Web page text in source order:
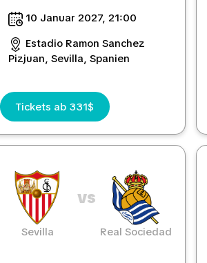
10 Januar 2027, 21:00
Estadio Ramon Sanchez
Pizjuan, Sevilla, Spanien
Tickets ab 331$
Sevilla
vs
Real Sociedad